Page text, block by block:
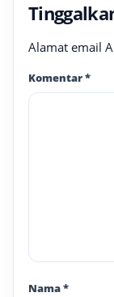
Alamat email
Komentar*
Nama*